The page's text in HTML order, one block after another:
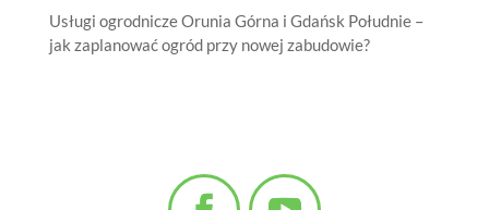
Usługi ogrodnicze Orunia Górna i Gdańsk Południe –
jak zaplanować ogród przy nowej zabudowie?